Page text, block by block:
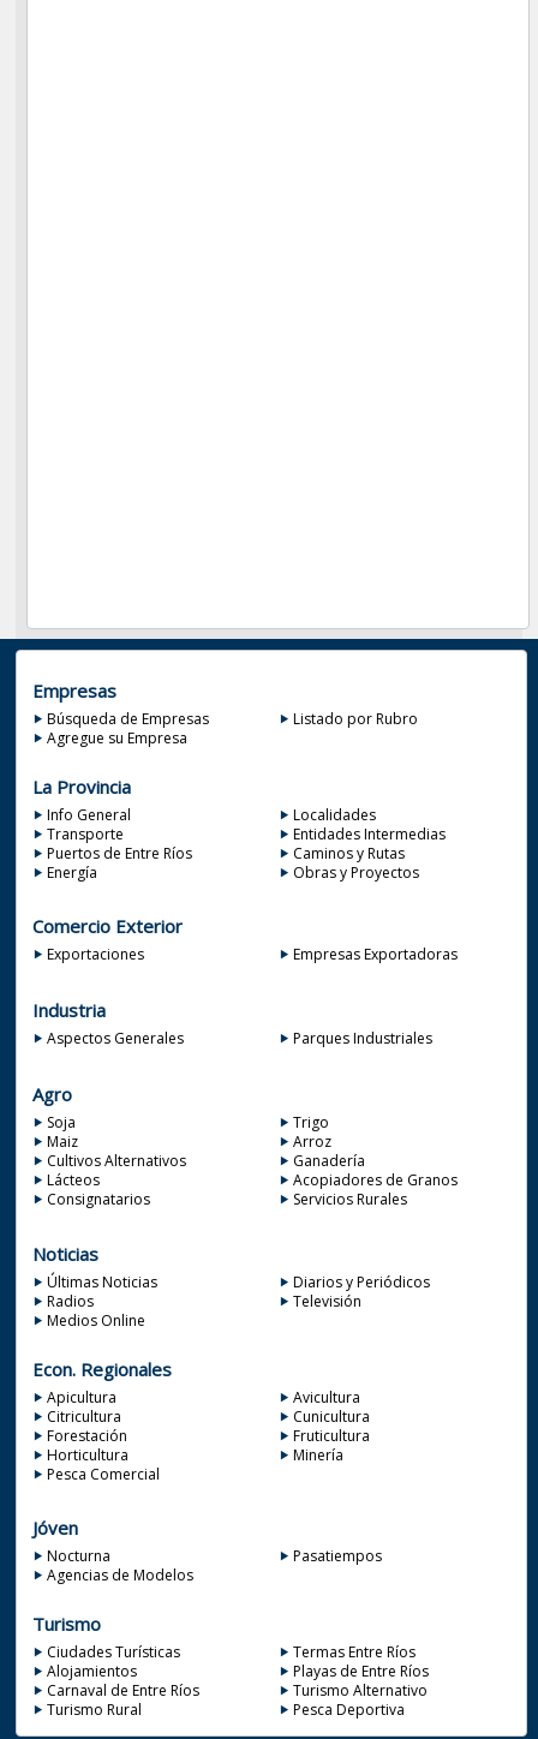
Empresas
Búsqueda de Empresas
Listado por Rubro
Agregue su Empresa
La Provincia
Info General
Localidades
Transporte
Entidades Intermedias
Puertos de Entre Ríos
Caminos y Rutas
Energía
Obras y Proyectos
Comercio Exterior
Exportaciones Empresas Exportadoras
Industria
Aspectos Generales Parques Industriales
Agro
Soja
Trigo
Maiz
Arroz
Cultivos Alternativos
Ganadería
Lácteos
Acopiadores de Granos
Consignatarios
Servicios Rurales
Noticias
Últimas Noticias
Diarios y Periódicos
Radios
Televisión
Medios Online
Econ. Regionales
Apicultura
Avicultura
Citricultura
Cunicultura
Forestación
Fruticultura
Horticultura
Minería
Pesca Comercial
Jóven
Nocturna
Pasatiempos
Agencias de Modelos
Turismo
Ciudades Turísticas
Termas Entre Ríos
Alojamientos
Playas de Entre Ríos
Carnaval de Entre Ríos
Turismo Alternativo
Turismo Rural
Pesca Deportiva